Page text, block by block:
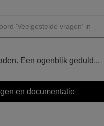
Een ogenblik geduld...
en documentatie